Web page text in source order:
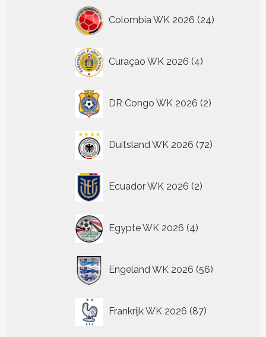
Colombia WK 2026 24
producten
Curaçao WK 2026 4
producten
DR Congo WK 2026 2
producten
Duitsland WK 2026 72
producten
Ecuador WK 2026 2
producten
Egypte WK 2026 4
producten
Engeland WK 2026 56
producten
Frankrijk WK 2026 87
producten